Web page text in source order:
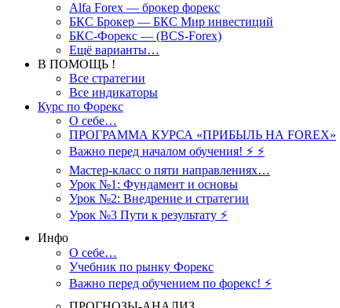
Alfa Forex — брокер форекс
БКС Брокер — БКС Мир инвестиций
БКС-Форекс — (BCS-Forex)
Ещё варианты…
В ПОМОЩЬ !
Все стратегии
Все индикаторы
Курс по Форекс
О себе…
ПРОГРАММА КУРСА «ПРИБЫЛЬ НА FOREX»
Важно перед началом обучения! ⚡ ⚡
Мастер-класс о пяти направлениях…
Урок №1: Фундамент и основы
Урок №2: Внедрение и стратегии
Урок №3 Пути к результату ⚡️
Инфо
О себе…
Учебник по рынку Форекс
Важно перед обучением по форекс! ⚡